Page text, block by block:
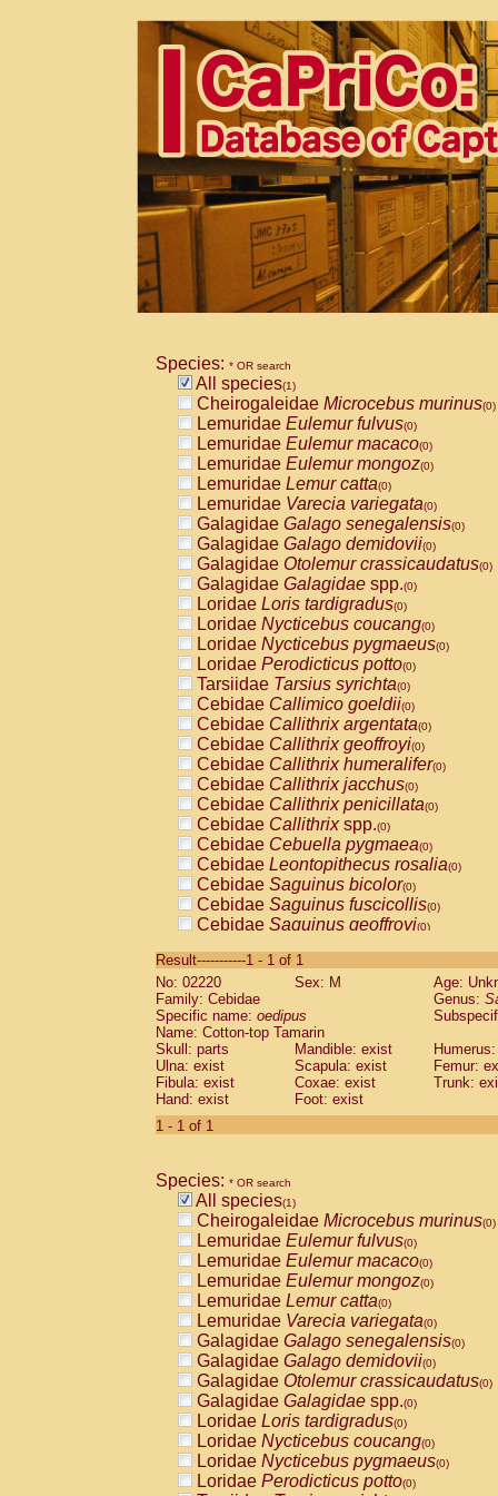
Species: * OR search
All species(1)
Cheirogaleidae Microcebus murinus(0)
Lemuridae Eulemur fulvus(0)
Lemuridae Eulemur macaco(0)
Lemuridae Eulemur mongoz(0)
Lemuridae Lemur catta(0)
Lemuridae Varecia variegata(0)
Galagidae Galago senegalensis(0)
Galagidae Galago demidovii(0)
Galagidae Otolemur crassicaudatus(0)
Galagidae Galagidae spp.(0)
Loridae Loris tardigradus(0)
Loridae Nycticebus coucang(0)
Loridae Nycticebus pygmaeus(0)
Loridae Perodicticus potto(0)
Tarsiidae Tarsius syrichta(0)
Cebidae Callimico goeldii(0)
Cebidae Callithrix argentata(0)
Cebidae Callithrix geoffroyi(0)
Cebidae Callithrix humeralifer(0)
Cebidae Callithrix jacchus(0)
Cebidae Callithrix penicillata(0)
Cebidae Callithrixspp.(0)
Cebidae Cebuella pygmaea(0)
Cebidae Leontopithecus rosalia(0)
Cebidae Saguinus bicolor(0)
Cebidae Saguinus fuscicollis(0)
Cebidae Saguinus geoffroyi(0)
CebidaeSaguinus labiatus(0)
Cebidae Saguinus leucopus (0)
Cebidae
CebidaeSaguinus mystax
Cebidae Saguinus nigricollis (0)
Cebidae Saguinus oedipus
Cebidae Saguinus weddelli
Cebidae Saguinusspp.
Cebidae
CebidaeCebus capucinus
CebidaeCebus nigrivittatus
CebidaeCebus spp.(0)
CebidaeSaimiri boliviensis(0)
CebidaeSaimiri sciureus(0)
AtelidaeAlouatta caraya(0)
AtelidaeAlouatta fusca(0)
AtelidaeAlouatta seniculus(0)
AtelidaeAlouattaspp.(0)
AtelidaeAteles belzebuth(0)
AtelidaeAteles geoffroyi(0)
AtelidaeAteles paniscus(0)
AtelidaeAtelesspp.(0)
AtelidaeLagothrix lagothricha(0)
AtelidaeLagothrix lagothricha cana
PitheciidaeCacajao calvus
Result-----------1 - 1 of 1
No: 02220
Sex: M
Age:
Family: Cebidae
Genus:
Specific name: oedipus
Name: Cotton-top Tamarin
Skull: parts
Mandible: exist
Ulna: exist
Scapula: exist
Femur:
Fibula: exist
Coxae: exist
Trunk:
Hand: exist
Foot: exist
1 - 1 of 1
Species: * OR search
All species(1)
Cheirogaleidae Microcebus murinus(0)
Lemuridae Eulemur fulvus(0)
Lemuridae Eulemur macaco(0)
Lemuridae Eulemur mongoz(0)
Lemuridae Lemur catta(0)
Lemuridae Varecia variegata(0)
Galagidae Galago senegalensis(0)
Galagidae Galago demidovii(0)
Galagidae Otolemur crassicaudatus(0)
Galagidae Galagidae spp.(0)
Loridae Loris tardigradus(0)
Loridae Nycticebus coucang(0)
Loridae Nycticebus pygmaeus(0)
Loridae Perodicticus potto(0)